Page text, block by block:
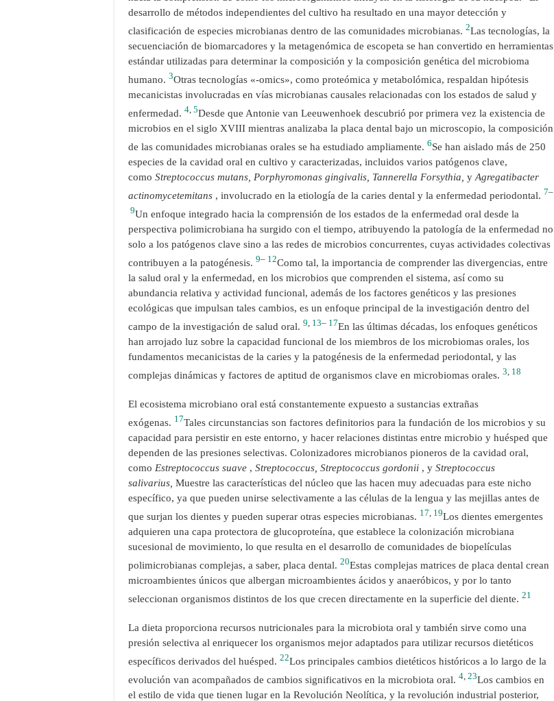
desarrollo de métodos independientes del cultivo ha resultado en una mayor detección y
clasificación de especies microbianas dentro de las comunidades microbianas. 2Las tecnologías, la
secuenciación de biomarcadores y la metagenómica de escopeta se han convertido en herramientas
estándar utilizadas para determinar la composición y la composición genética del microbioma
humano. 3Otras tecnologías «-omics», como proteómica y metabolómica, respaldan hipótesis
mecanicistas involucradas en vías microbianas causales relacionadas con los estados de salud y
enfermedad. 4, 5Desde que Antonie van Leeuwenhoek descubrió por primera vez la existencia de
microbios en el siglo XVIII mientras analizaba la placa dental bajo un microscopio, la composición
de las comunidades microbianas orales se ha estudiado ampliamente. 6Se han aislado más de 250
especies de la cavidad oral en cultivo y caracterizadas, incluidos varios patógenos clave,
como Streptococcus mutans, Porphyromonas gingivalis, Tannerella Forsythia, y Agregatibacter
actinomycetemitans , involucrado en la etiología de la caries dental y la enfermedad periodontal. 7–
9Un enfoque integrado hacia la comprensión de los estados de la enfermedad oral desde la
perspectiva polimicrobiana ha surgido con el tiempo, atribuyendo la patología de la enfermedad no
solo a los patógenos clave sino a las redes de microbios concurrentes, cuyas actividades colectivas
contribuyen a la patogénesis. 9– 12Como tal, la importancia de comprender las divergencias, entre
la salud oral y la enfermedad, en los microbios que comprenden el sistema, así como su
abundancia relativa y actividad funcional, además de los factores genéticos y las presiones
ecológicas que impulsan tales cambios, es un enfoque principal de la investigación dentro del
campo de la investigación de salud oral. 9, 13– 17En las últimas décadas, los enfoques genéticos
han arrojado luz sobre la capacidad funcional de los miembros de los microbiomas orales, los
fundamentos mecanicistas de la caries y la patogénesis de la enfermedad periodontal, y las
complejas dinámicas y factores de aptitud de organismos clave en microbiomas orales. 3, 18
El ecosistema microbiano oral está constantemente expuesto a sustancias extrañas
exógenas. 17Tales circunstancias son factores definitorios para la fundación de los microbios y su
capacidad para persistir en este entorno, y hacer relaciones distintas entre microbio y huésped que
dependen de las presiones selectivas. Colonizadores microbianos pioneros de la cavidad oral,
como Estreptococcus suave , Streptococcus, Streptococcus gordonii , y Streptococcus
salivarius, Muestre las características del núcleo que las hacen muy adecuadas para este nicho
específico, ya que pueden unirse selectivamente a las células de la lengua y las mejillas antes de
que surjan los dientes y pueden superar otras especies microbianas. 17, 19Los dientes emergentes
adquieren una capa protectora de glucoproteína, que establece la colonización microbiana
sucesional de movimiento, lo que resulta en el desarrollo de comunidades de biopelículas
polimicrobianas complejas, a saber, placa dental. 20Estas complejas matrices de placa dental crean
microambientes únicos que albergan microambientes ácidos y anaeróbicos, y por lo tanto
seleccionan organismos distintos de los que crecen directamente en la superficie del diente. 21
La dieta proporciona recursos nutricionales para la microbiota oral y también sirve como una
presión selectiva al enriquecer los organismos mejor adaptados para utilizar recursos dietéticos
específicos derivados del huésped. 22Los principales cambios dietéticos históricos a lo largo de la
evolución van acompañados de cambios significativos en la microbiota oral. 4, 23Los cambios en
el estilo de vida que tienen lugar en la Revolución Neolítica, y la revolución industrial posterior,